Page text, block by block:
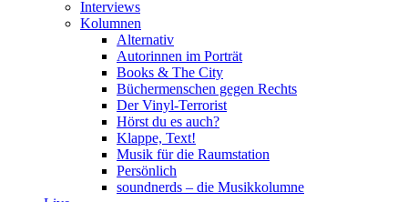
Interviews
Kolumnen
Alternativ
Autorinnen im Porträt
Books & The City
Büchermenschen gegen Rechts
Der Vinyl-Terrorist
Hörst du es auch?
Klappe, Text!
Musik für die Raumstation
Persönlich
soundnerds – die Musikkolumne